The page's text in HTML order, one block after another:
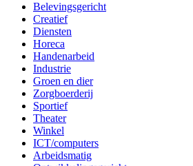
Belevingsgericht
Creatief
Diensten
Horeca
Handenarbeid
Industrie
Groen en dier
Zorgboerderij
Sportief
Theater
Winkel
ICT/computers
Arbeidsmatig